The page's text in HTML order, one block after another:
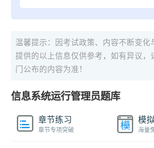
温馨提示：因考试政策、内容不断变化
提供的以上信息仅供参考，如有异议，
门公布的内容为准！
信息系统运行管理员题库
章节练习
章节专项突破
模
海量